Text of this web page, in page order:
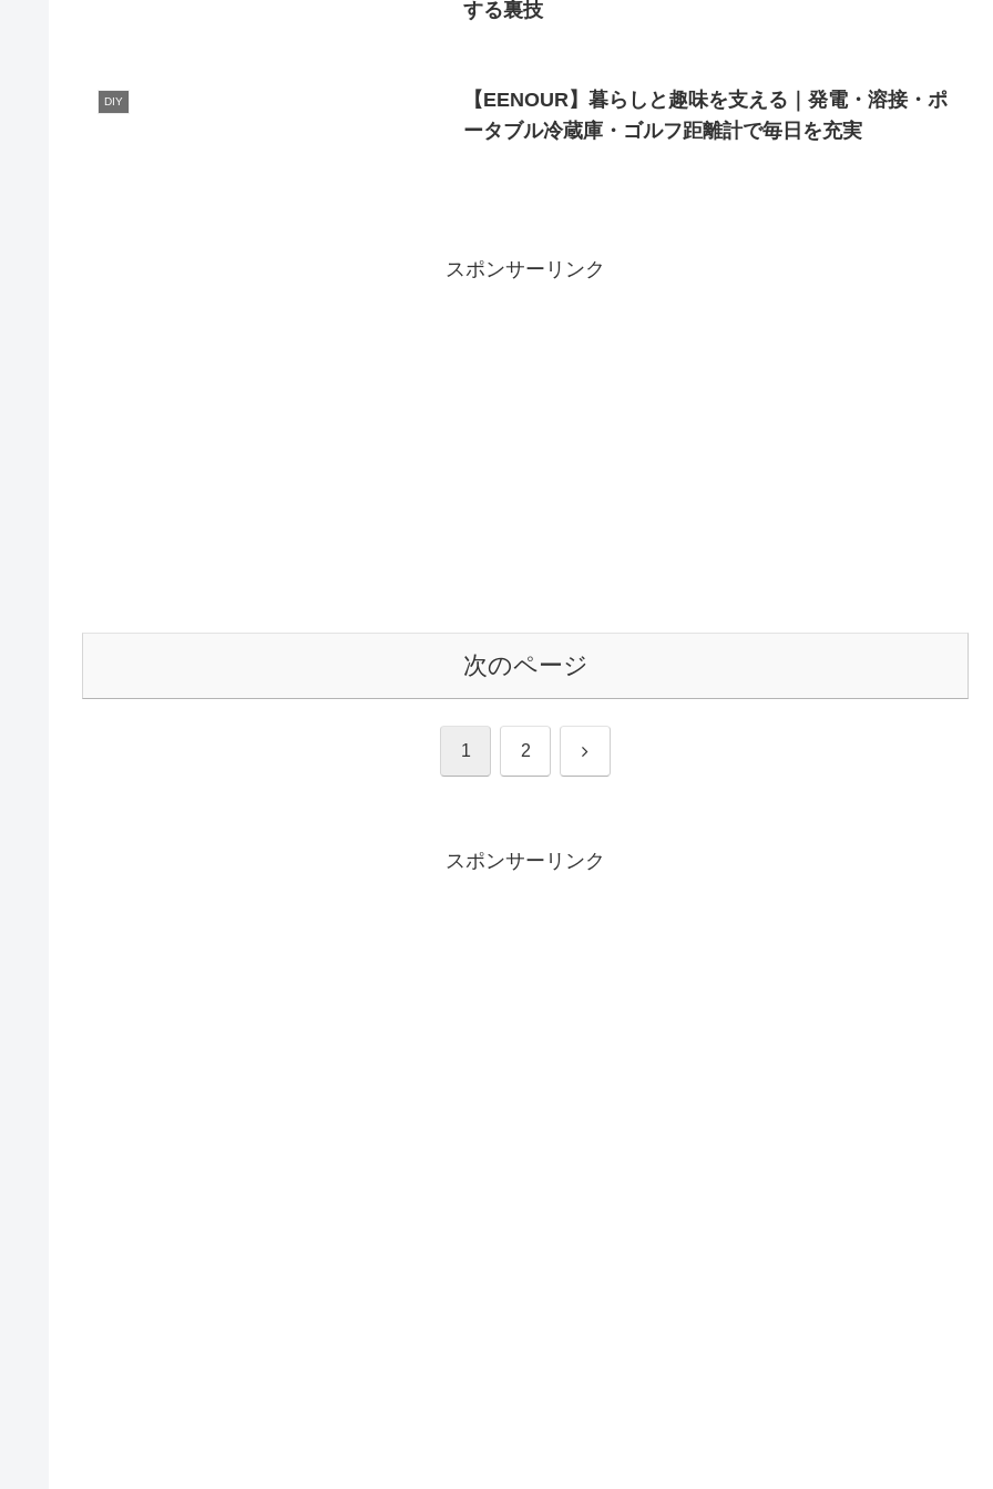
する裏技
DIY
【EENOUR】暮らしと趣味を支える｜発電・溶接・ポ
ータブル冷蔵庫・ゴルフ距離計で毎日を充実
スポンサーリンク
次のページ
1 2 次
スポンサーリンク